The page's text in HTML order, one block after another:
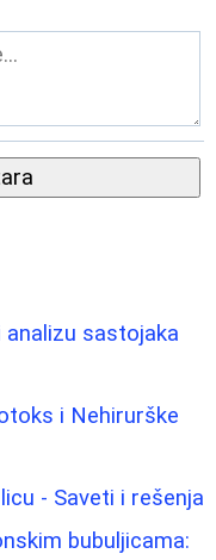
analizu sastojaka
i Nehirurške
- Saveti i rešenja
bubuljicama: